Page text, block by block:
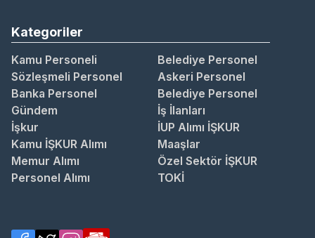
Kategoriler
Kamu Personeli
Belediye Personel
Sözleşmeli Personel
Askeri Personel
Banka Personel
Belediye Personel
Gündem
İş İlanları
İşkur
İUP Alımı İŞKUR
Kamu İŞKUR Alımı
Maaşlar
Memur Alımı
Özel Sektör İŞKUR
Personel Alımı
TOKİ